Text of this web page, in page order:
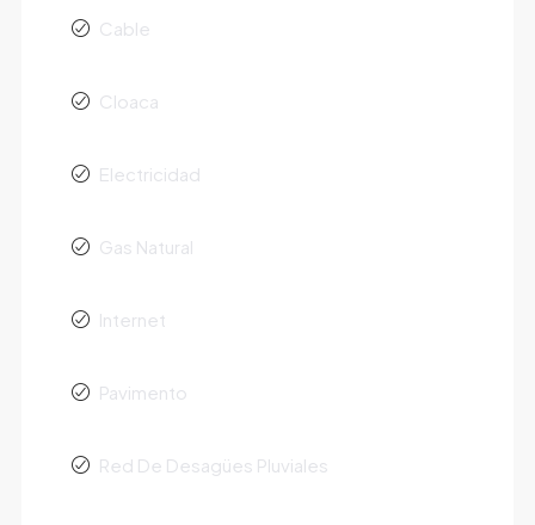
Cable
Cloaca
Electricidad
Gas Natural
Internet
Pavimento
Red De Desagües Pluviales